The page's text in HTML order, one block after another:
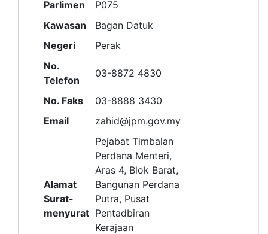
Parlimen
P075
Kawasan
Bagan Datuk
Negeri
Perak
No.
Telefon
03-8872 4830
No. Faks
03-8888 3430
Email
zahid@jpm.gov.my
Alamat
Surat-
menyurat
Pejabat Timbalan
Perdana Menteri,
Aras 4, Blok Barat,
Bangunan Perdana
Putra, Pusat
Pentadbiran
Kerajaan